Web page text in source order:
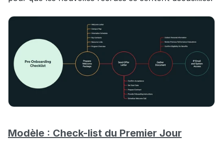
Modèle : Check-list du Premier Jour